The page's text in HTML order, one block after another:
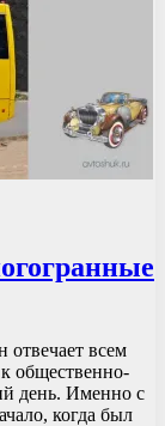
всем
общественно-
день. Именно с
когда был